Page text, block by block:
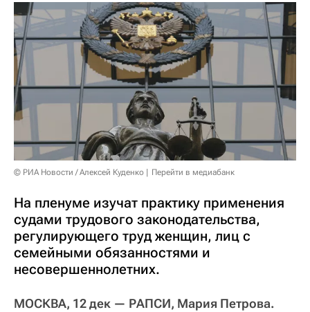
© РИА Новости / Алексей Куденко Перейти в медиабанк
На пленуме изучат практику применения
судами трудового законодательства,
регулирующего труд женщин, лиц с
семейными обязанностями и
несовершеннолетних.
МОСКВА, 12 дек — РАПСИ, Мария Петрова.